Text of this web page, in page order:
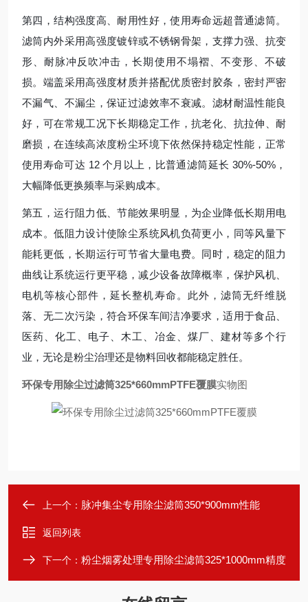
第四，结构强度高、耐用性好，使用寿命远超普通滤筒。
滤筒内外采用高强度镀锌或不锈钢骨架，支撑力强、抗变
形、耐脉冲反吹冲击，长期使用不塌褶、不变形、不破
损。端盖采用高强度材质并搭配优质密封胶条，密封严密
不漏气、不漏尘，保证过滤效率不衰减。滤材耐温性能良
好，可在常规工况下长期稳定工作，抗老化、抗拉伸、耐
磨损，在连续高浓度粉尘环境下依然保持稳定性能，正常
使用寿命可达 12 个月以上，比普通滤筒延长 30%-50%，
大幅降低更换频率与采购成本。
第五，运行阻力低、节能效果明显，为企业降低长期用电
成本。低阻力设计使除尘系统风机负荷更小，同等风量下
能耗更低，长期运行可节省大量电费。同时，稳定的阻力
曲线让系统运行更平稳，减少设备故障概率，保护风机、
电机等核心部件，延长整机寿命。此外，滤筒无纤维脱
落、无二次污染，符合环保车间洁净要求，适用于食品、
医药、化工、电子、木工、冶金、煤厂、建材等多个行
业，无论是粉尘治理还是物料回收都能稳定胜任。
环保专用除尘过滤筒325*660mmPTFE覆膜实物图
上一个： 脉冲集尘专用除尘滤筒350*900mm性能
返回列表
下一个： 粉尘烟雾处理专用除尘滤筒325*1000mm精度